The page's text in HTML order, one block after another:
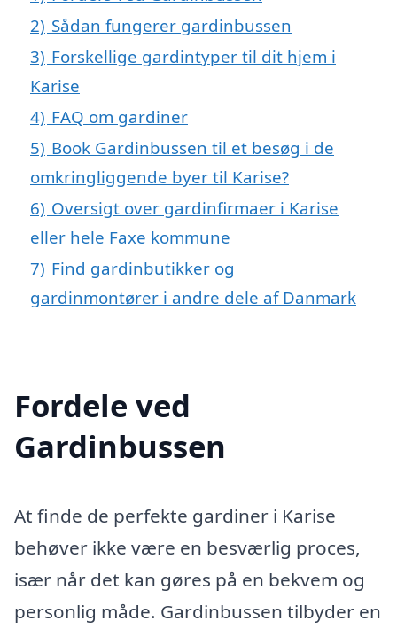
2) Sådan fungerer gardinbussen
3) Forskellige gardintyper til dit hjem i
Karise
4) FAQ om gardiner
5) Book Gardinbussen til et besøg i de
omkringliggende byer til Karise?
6) Oversigt over gardinfirmaer i Karise
eller hele Faxe kommune
7) Find gardinbutikker og
gardinmontører i andre dele af Danmark
Fordele ved
Gardinbussen
At finde de perfekte gardiner i Karise
behøver ikke være en besværlig proces,
især når det kan gøres på en bekvem og
personlig måde. Gardinbussen tilbyder en